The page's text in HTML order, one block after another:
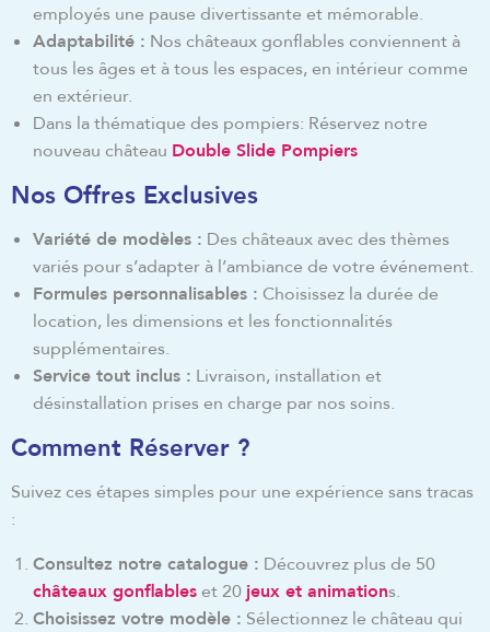
employés une pause divertissante et mémorable.
Adaptabilité : Nos châteaux gonflables conviennent à
tous les âges et à tous les espaces, en intérieur comme
en extérieur.
Dans la thématique des pompiers: Réservez notre
nouveau château Double Slide Pompiers
Nos Offres Exclusives
Variété de modèles : Des châteaux avec des thèmes
variés pour s’adapter à l’ambiance de votre événement.
Formules personnalisables : Choisissez la durée de
location, les dimensions et les fonctionnalités
supplémentaires.
Service tout inclus : Livraison, installation et
désinstallation prises en charge par nos soins.
Comment Réserver ?
Suivez ces étapes simples pour une expérience sans tracas
:
Consultez notre catalogue : Découvrez plus de 50
châteaux gonflableset 20 jeux et animations.
Choisissez votre modèle : Sélectionnez le château qui